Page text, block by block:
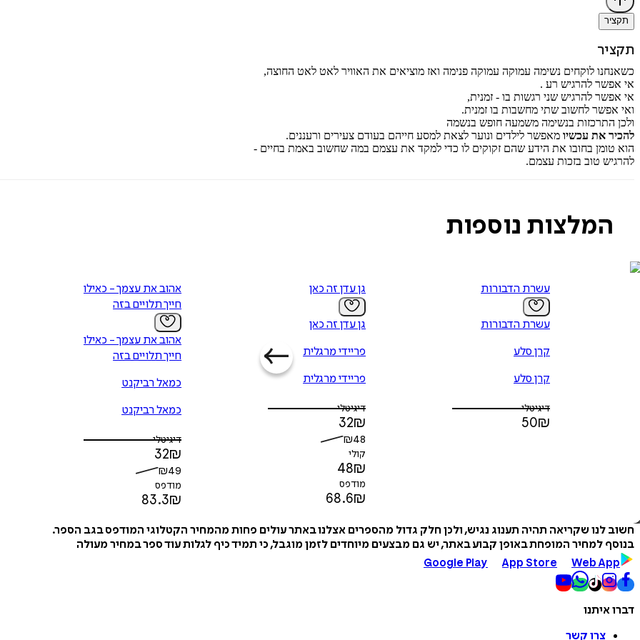
תקציר
תקציר
כשאנחנו לוקחים נשימה עמוקה עמוקה פנימה ואז מוציאים את האוויר לאט לאט החוצה,
אי אפשר להרגיש רע .
אי אפשר להרגיש שני רגשות בו - זמנית,
ואי אפשר לחשוב שתי מחשבות בו זמנית.
ולכן התרכזות בנשימה משמעה חופש בנשמה
להכיר את עכשיו מאפשר לילדים ונוער לצאת למסע חייהם בעודם צעירים ורעננים.
הוא טומן בחובו את הידע שהם זקוקים לו כדי למקד את עצמם במה שחשוב באמת בחיים -
להרגיש טוב בזכות עצמם.
המלצות נוספות
עשרת הדבורות
עשרת הדבורות
קרן סלע
קרן סלע
דיגיטלי
50₪
גן עדן זה כאן
גן עדן זה כאן
פריידי מרגלית
פריידי מרגלית
דיגיטלי
32₪
₪48
קולי
48₪
מודפס
68.6₪
אהוב את עצמך - כאילו
חייך תלויים בזה
אהוב את עצמך - כאילו
חייך תלויים בזה
כמאל רביקנט
כמאל רביקנט
דיגיטלי
32₪
₪49
מודפס
83.3₪
חשוב לנו שקריאה תהיה תענוג נגיש, ולכן חלק גדול מהספרים אצלנו באתר עולים פחות מהמחיר הקטלוגי המודפס בגב הספר.
בנוסף למחיר המופחת באופן קבוע באתר, יש גם מבצעים מיוחדים לזמן מוגבל, כי תמיד כיף לגלות עוד ספר במחיר מעולה
Google Play
App Store Web App
דברו איתנו
צרו קשר